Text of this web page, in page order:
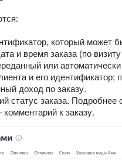
который может
и время заказа (по
или
и его идентификатор;
доход по заказу.
статус заказа. Подробнее
к заказу.